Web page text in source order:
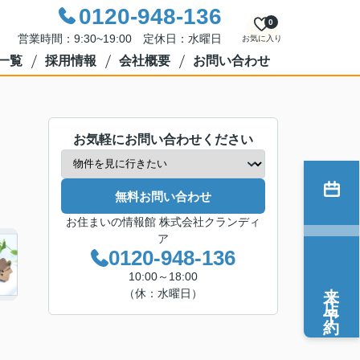
0120-948-136
営業時間：9:30~19:00 定休日：水曜日 お気に入り
0
覧 採用情報 会社概要 お問い合わせ
お気軽にお問い合わせください
無料お問い合わせ
お住まいの情報館 株式会社クランディ
ア
0120-948-136
10:00～18:00
（休：水曜日）
来店予約